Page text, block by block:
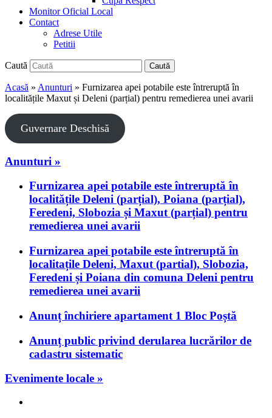
Monitor Oficial Local
Contact
Adrese Utile
Petitii
Caută Caută
Acasă » Anunturi » Furnizarea apei potabile este întreruptă în
localitățile Maxut și Deleni (parțial) pentru remedierea unei avarii
Guvernare Deschisă
Anunturi »
Furnizarea apei potabile este întreruptă în
localitățile Deleni (parțial), Poiana (parțial),
Feredeni, Slobozia și Maxut (parțial) pentru
remedierea unei avarii
Furnizarea apei potabile este întreruptă în
localitațile Deleni, Maxut (partial), Slobozia,
Feredeni și Poiana din comuna Deleni pentru
remedierea unei avarii
Anunț închiriere apartament 1 Bloc Poștă
Anunț public privind derularea lucrărilor de
cadastru sistematic
Evenimente locale »